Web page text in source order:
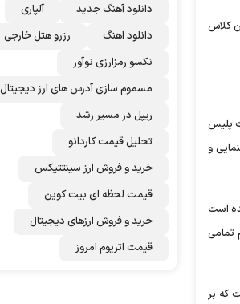
کلاس
پلیس
و
است
تمامی
که بر
دانلود آهنگ جدید
آلپاری
دانلود اهنگ
رزرو هتل خارجی
نکسو رمزارزی نوآور
مسموم سازی آدرس های ارز دیجیتال
ریپل در مسیر رشد
تحلیل قیمت کاردانو
خرید و فروش ارز سینتتیکس
قیمت لحظه ای بیت کوین
خرید و فروش ارزهای دیجیتال
قیمت اتریوم امروز